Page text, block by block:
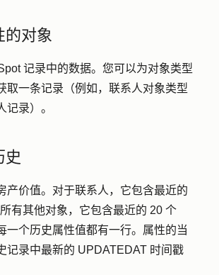
的对象
记录中的数据。您可以为对象类型
取一条记录（例如，联系人对象类型
记录）。
史
产价值。对于联系人，它包含最近的
有其他对象，它包含最近的 20 个
一个历史属性值都有一行。属性的当
记录中最新的 UPDATEDAT 时间戳